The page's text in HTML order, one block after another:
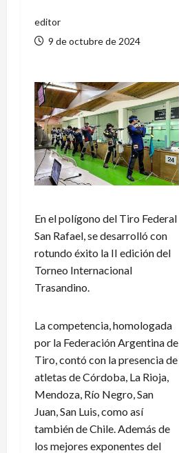
editor
9 de octubre de 2024
En el polígono del Tiro Federal
San Rafael, se desarrolló con
rotundo éxito la II edición del
Torneo Internacional
Trasandino.
La competencia, homologada
por la Federación Argentina de
Tiro, contó con la presencia de
atletas de Córdoba, La Rioja,
Mendoza, Río Negro, San
Juan, San Luis, como así
también de Chile. Además de
los mejores exponentes del